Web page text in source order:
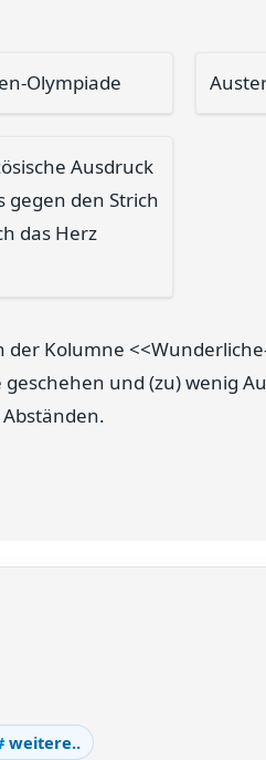
Olympiade
Ausdruck
gegen den Strich
das Herz
der Kolumne
geschehen und (zu) wenig
weitere..